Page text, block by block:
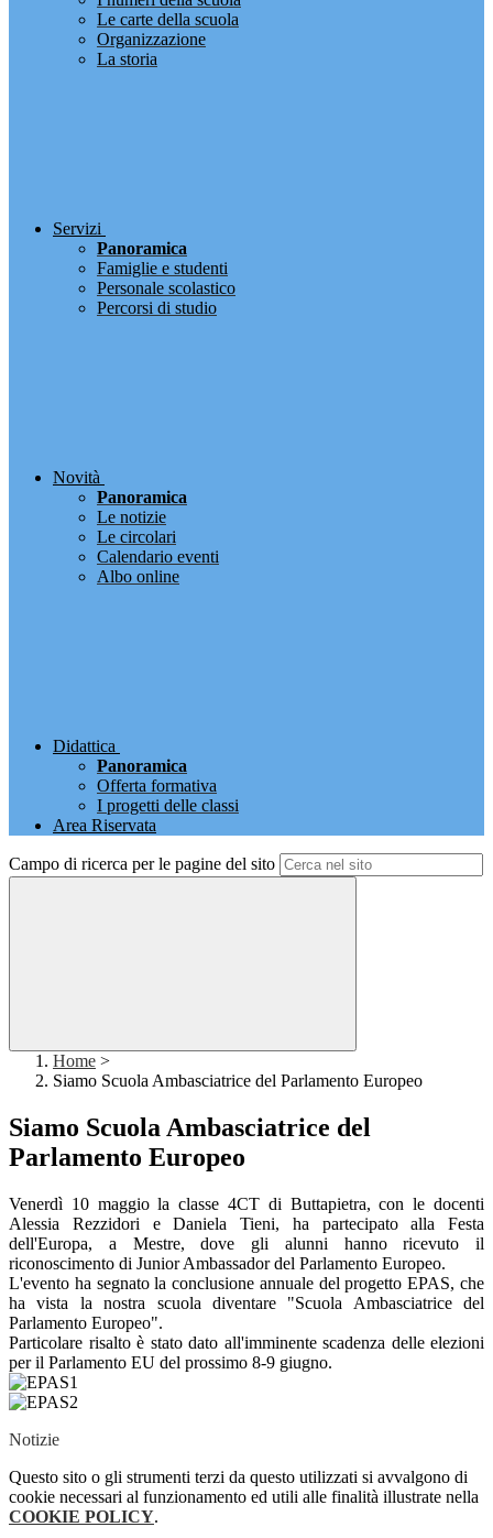
Le carte della scuola
Organizzazione
La storia
Servizi
Panoramica
Famiglie e studenti
Personale scolastico
Percorsi di studio
Novità
Panoramica
Le notizie
Le circolari
Calendario eventi
Albo online
Didattica
Panoramica
Offerta formativa
I progetti delle classi
Area Riservata
Campo di ricerca per le pagine del sito
Home >
Siamo Scuola Ambasciatrice del Parlamento Europeo
Siamo Scuola Ambasciatrice del
Parlamento Europeo
Venerdì 10 maggio la classe 4CT di Buttapietra, con le docenti
Alessia Rezzidori e Daniela Tieni, ha partecipato alla Festa
dell'Europa, a Mestre, dove gli alunni hanno ricevuto il
riconoscimento di Junior Ambassador del Parlamento Europeo.
L'evento ha segnato la conclusione annuale del progetto EPAS, che
ha vista la nostra scuola diventare "Scuola Ambasciatrice del
Parlamento Europeo".
Particolare risalto è stato dato all'imminente scadenza delle elezioni
per il Parlamento EU del prossimo 8-9 giugno.
Notizie
Questo sito o gli strumenti terzi da questo utilizzati si avvalgono di
cookie necessari al funzionamento ed utili alle finalità illustrate nella
COOKIE POLICY.